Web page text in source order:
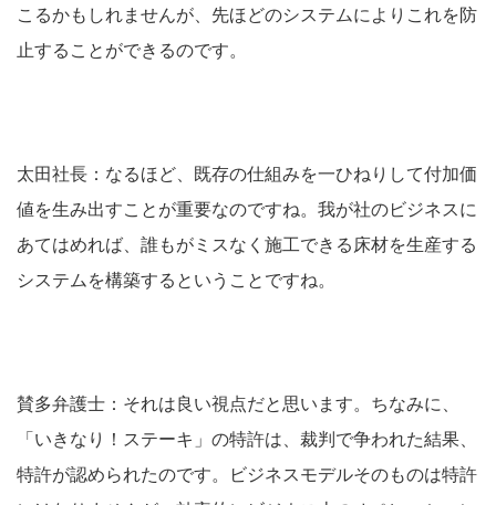
こるかもしれませんが、先ほどのシステムによりこれを防
止することができるのです。
太田社長：なるほど、既存の仕組みを一ひねりして付加価
値を生み出すことが重要なのですね。我が社のビジネスに
あてはめれば、誰もがミスなく施工できる床材を生産する
システムを構築するということですね。
賛多弁護士：それは良い視点だと思います。ちなみに、
「いきなり！ステーキ」の特許は、裁判で争われた結果、
特許が認められたのです。ビジネスモデルそのものは特許